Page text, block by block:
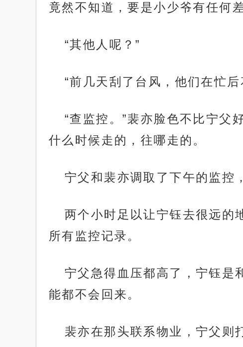
竟然不知道，要是小少爷有任何
“其他人呢？”
“前几天刮了台风，他们在忙
“查监控。”裴亦脸色不比宁父
什么时候走的，往哪走的。
宁父和裴亦调取了下午的监控
两个小时足以让宁钰去很远的
所有监控记录。
宁父急得血压都高了，宁钰是
能都不会回来。
裴亦在那头联系物业，宁父则